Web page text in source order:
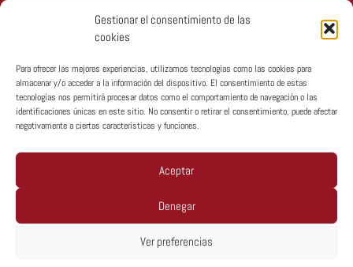
Gestionar el consentimiento de las
cookies
Para ofrecer las mejores experiencias, utilizamos tecnologías como las cookies para
almacenar y/o acceder a la información del dispositivo. El consentimiento de estas
tecnologías nos permitirá procesar datos como el comportamiento de navegación o las
identificaciones únicas en este sitio. No consentir o retirar el consentimiento, puede afectar
negativamente a ciertas características y funciones.
Aceptar
Denegar
Ver preferencias
Copyright © MTA España 2026
Política De Privacidad